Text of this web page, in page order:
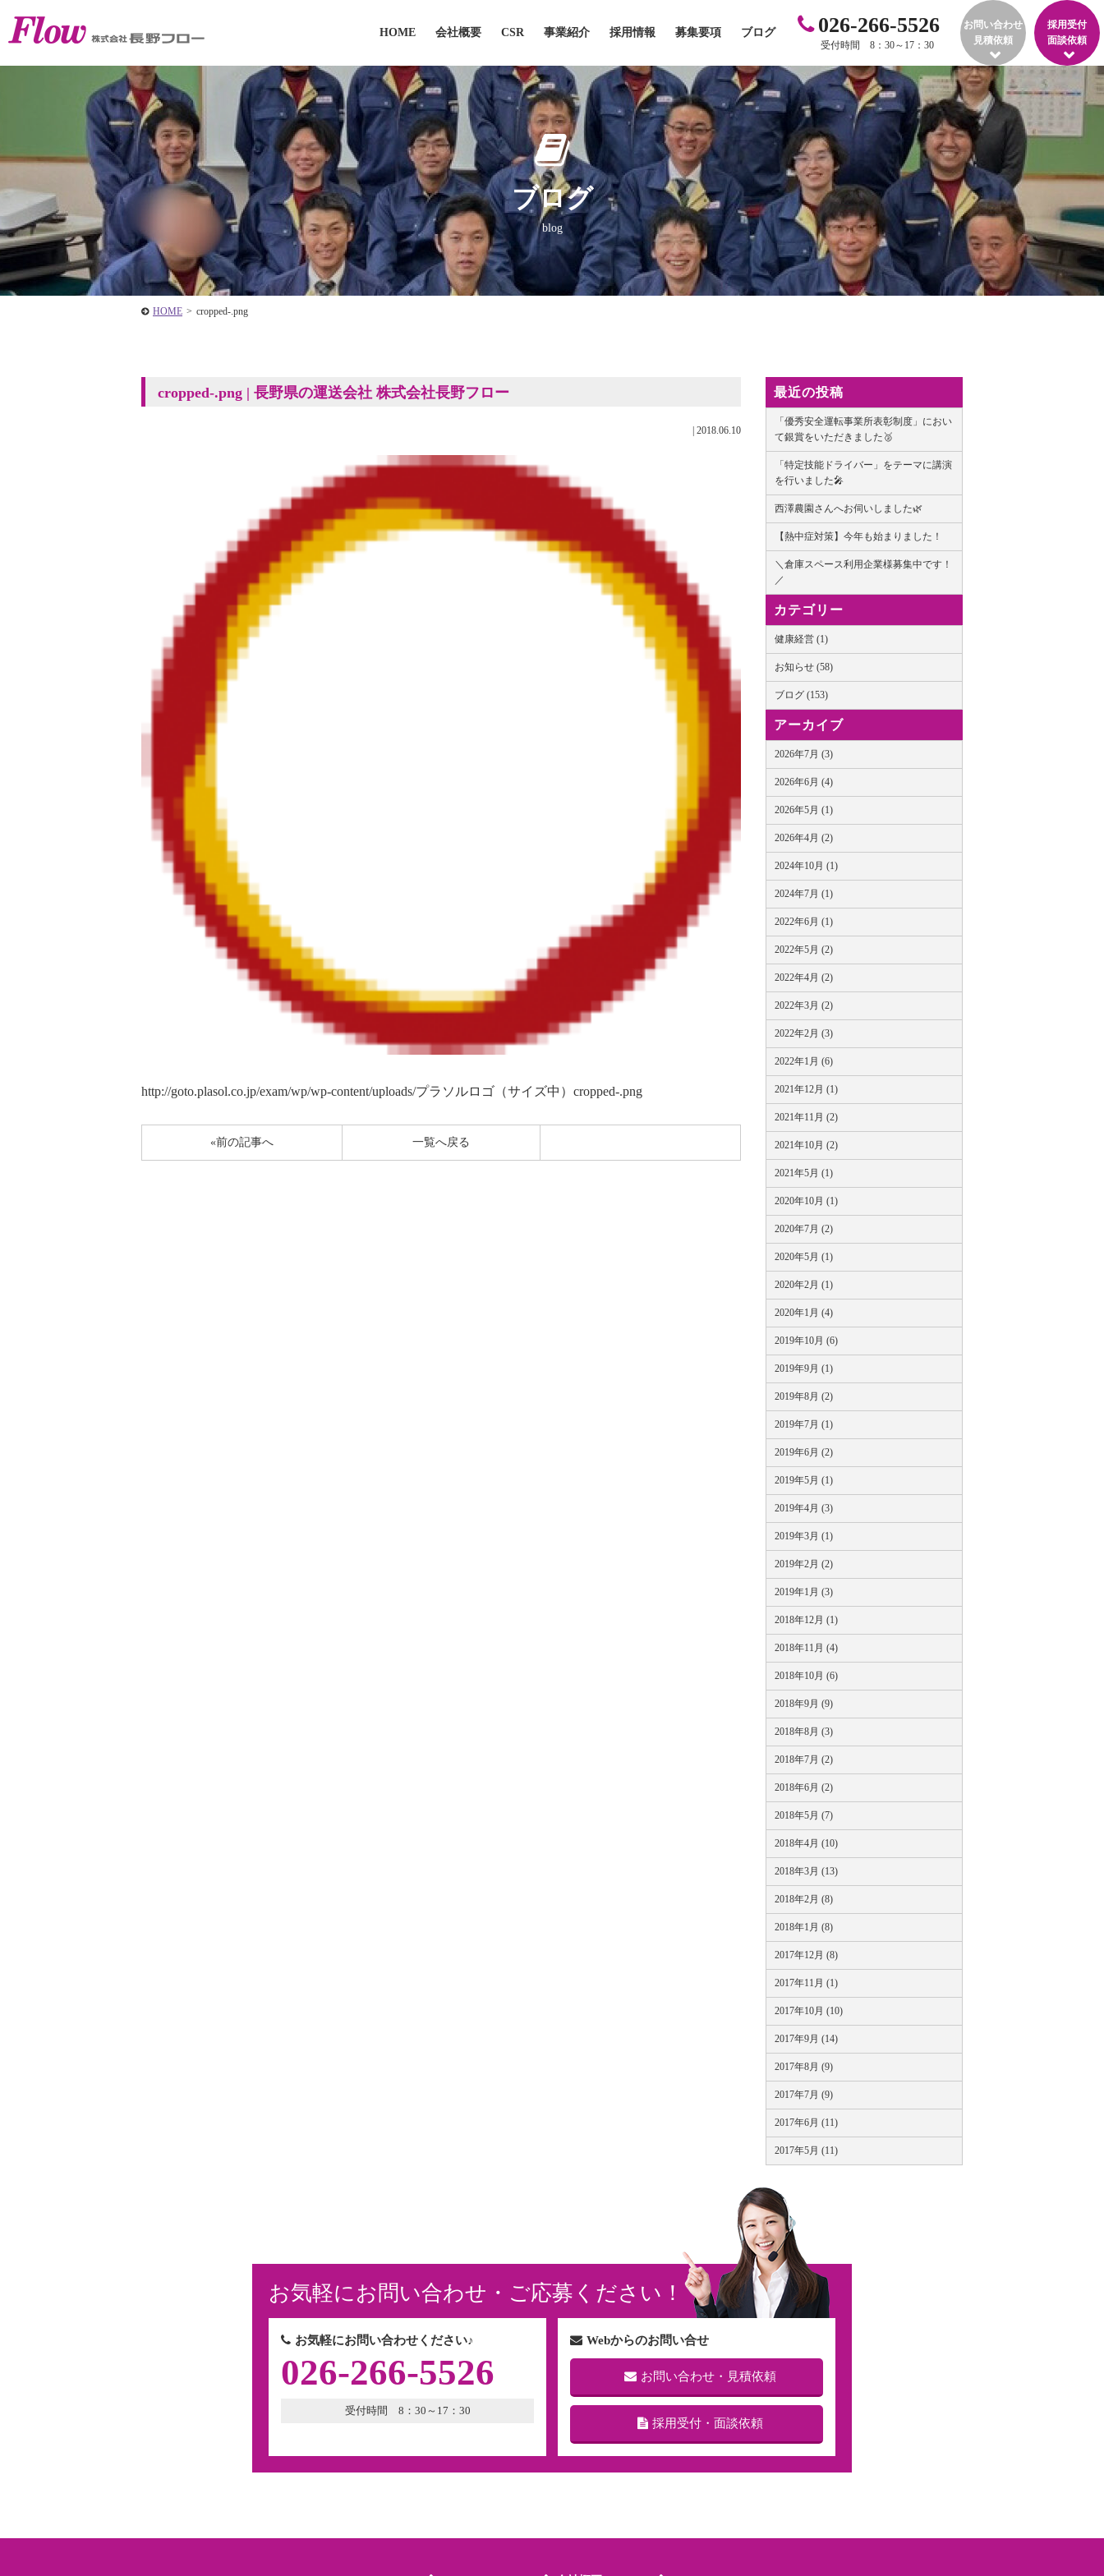
HOME 会社概要 CSR 事業紹介 採用情報 募集要項 ブログ 026-266-5526
受付時間 8：30～17：30
お問い合わせ
見積依頼
採用受付
面談依頼
ブログ
blog
HOME > cropped-.png
cropped-.png | 長野県の運送会社 株式会社長野フロー
2018.06.10
http://goto.plasol.co.jp/exam/wp/wp-content/uploads/プラソルロゴ（サイズ中）cropped-.png
«前の記事へ 一覧へ戻る
最近の投稿
「優秀安全運転事業所表彰制度」におい
て銀賞をいただきました🥈
「特定技能ドライバー」をテーマに講演
を行いました🎤
西澤農園さんへお伺いしました🌿
【熱中症対策】今年も始まりました！
＼倉庫スペース利用企業様募集中です！
／
カテゴリー
健康経営 (1)
お知らせ (58)
ブログ (153)
アーカイブ
2026年7月 (3)
2026年6月 (4)
2026年5月 (1)
2026年4月 (2)
2024年10月 (1)
2024年7月 (1)
2022年6月 (1)
2022年5月 (2)
2022年4月 (2)
2022年3月 (2)
2022年2月 (3)
2022年1月 (6)
2021年12月 (1)
2021年11月 (2)
2021年10月 (2)
2021年5月 (1)
2020年10月 (1)
2020年7月 (2)
2020年5月 (1)
2020年2月 (1)
2020年1月 (4)
2019年10月 (6)
2019年9月 (1)
2019年8月 (2)
2019年7月 (1)
2019年6月 (2)
2019年5月 (1)
2019年4月 (3)
2019年3月 (1)
2019年2月 (2)
2019年1月 (3)
2018年12月 (1)
2018年11月 (4)
2018年10月 (6)
2018年9月 (9)
2018年8月 (3)
2018年7月 (2)
2018年6月 (2)
2018年5月 (7)
2018年4月 (10)
2018年3月 (13)
2018年2月 (8)
2018年1月 (8)
2017年12月 (8)
2017年11月 (1)
2017年10月 (10)
2017年9月 (14)
2017年8月 (9)
2017年7月 (9)
2017年6月 (11)
2017年5月 (11)
お気軽にお問い合わせ・ご応募ください！
お気軽にお問い合わせください♪
026-266-5526
受付時間 8：30～17：30
Webからのお問い合せ
お問い合わせ・見積依頼
採用受付・面談依頼